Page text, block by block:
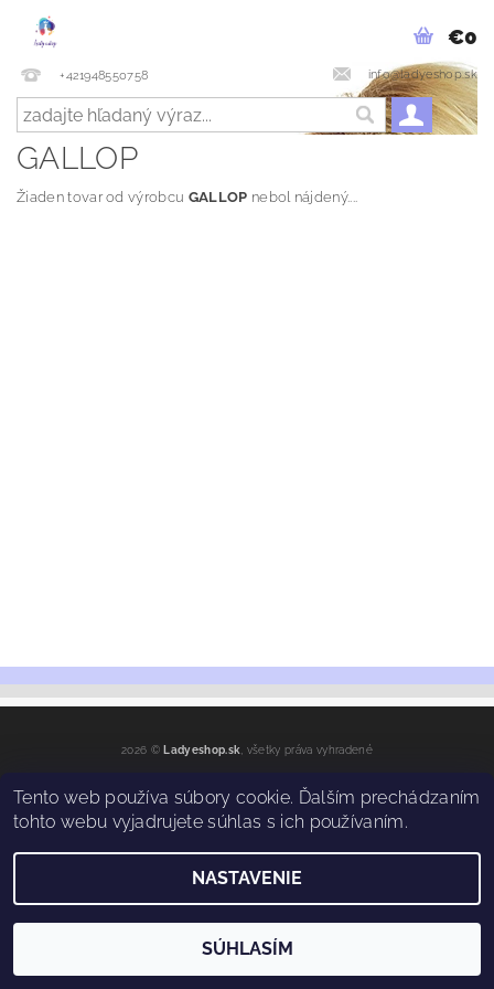
+421948550758 info@ladyeshop.sk
€0
GALLOP
Žiaden tovar od výrobcu GALLOP nebol nájdený....
2026 © Ladyeshop.sk , všetky práva vyhradené
Vytvoril Shoptet
Tento web používa súbory cookie. Ďalším prechádzaním
tohto webu vyjadrujete súhlas s ich používaním.
NASTAVENIE
SÚHLASÍM